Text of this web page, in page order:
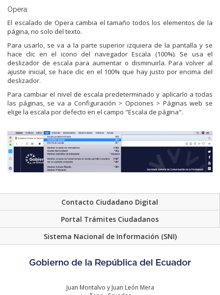
Opera:
El escalado de Opera cambia el tamaño todos los elementos de la
página, no solo del texto.
Para usarlo, se va a la parte superior izquiera de la pantalla y se
hace clic en el icono del navegador Escala (100%). Se usa el
deslizador de escala para aumentar o disminuirla. Para volver al
ajuste inicial, se hace clic en el 100% que hay justo por encima del
deslizador.
Para cambiar el nivel de escala predeterminado y aplicarlo a todas
las páginas, se va a Configuración > Opciones > Páginas web se
elige la escala por defecto en el campo "Escala de página".
Contacto Ciudadano Digital
Portal Trámites Ciudadanos
Sistema Nacional de Información (SNI)
Juan Montalvo y Juan León Mera